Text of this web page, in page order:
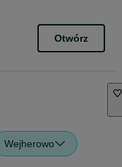
Otwórz
Wejherowo